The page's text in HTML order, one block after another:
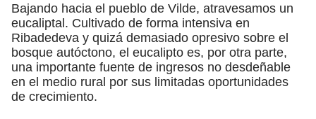
Bajando hacia el pueblo de Vilde, atravesamos un
eucaliptal. Cultivado de forma intensiva en
Ribadedeva y quizá demasiado opresivo sobre el
bosque autóctono, el eucalipto es, por otra parte,
una importante fuente de ingresos no desdeñable
en el medio rural por sus limitadas oportunidades
de crecimiento.